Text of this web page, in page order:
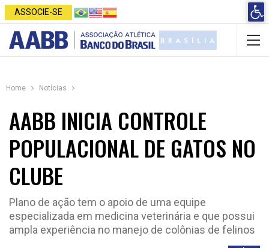
ASSOCIE-SE
Home Notícias
AABB INICIA CONTROLE
POPULACIONAL DE GATOS NO
CLUBE
Plano de ação tem o apoio de uma equipe
especializada em medicina veterinária e que possui
ampla experiência no manejo de colônias de felinos